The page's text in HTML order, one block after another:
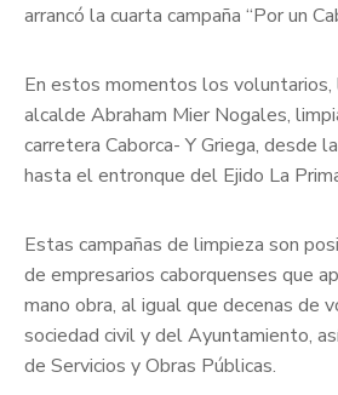
arrancó la cuarta campaña “Por un
En estos momentos los
alcalde Abraham Mier Nogales,
carretera Caborca- Y Griega, desde
hasta el entronque del Ejido La
Estas campañas de limpieza son
de empresarios caborquenses que
mano obra, al igual que decenas de
sociedad civil y del Ayuntamiento,
de Servicios y Obras Públicas.